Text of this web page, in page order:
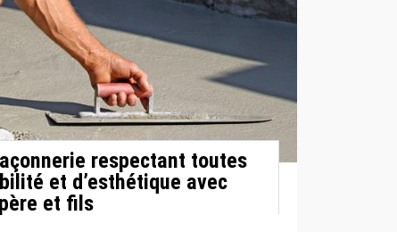
respectant toutes
et d’esthétique avec
et fils